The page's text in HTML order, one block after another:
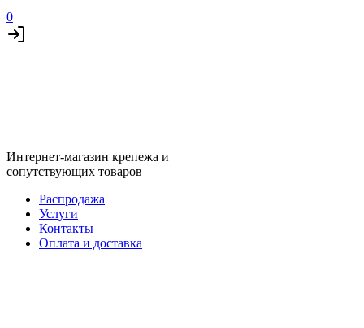
0
Интернет-магазин крепежа и
сопутствующих товаров
Распродажа
Услуги
Контакты
Оплата и доставка